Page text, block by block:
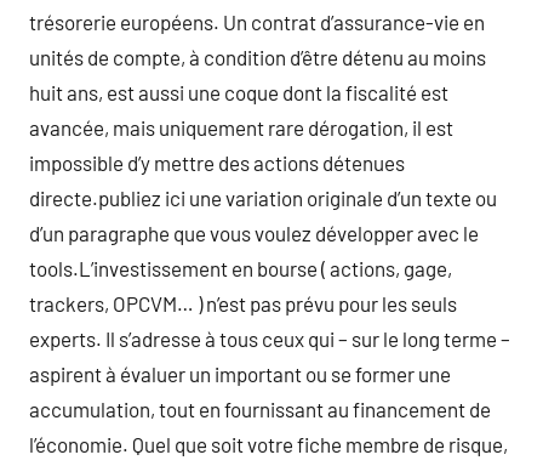
trésorerie européens. Un contrat d’assurance-vie en
unités de compte, à condition d’être détenu au moins
huit ans, est aussi une coque dont la fiscalité est
avancée, mais uniquement rare dérogation, il est
impossible d’y mettre des actions détenues
directe.publiez ici une variation originale d’un texte ou
d’un paragraphe que vous voulez développer avec le
tools.L’investissement en bourse ( actions, gage,
trackers, OPCVM… ) n’est pas prévu pour les seuls
experts. Il s’adresse à tous ceux qui – sur le long terme –
aspirent à évaluer un important ou se former une
accumulation, tout en fournissant au financement de
l’économie. Quel que soit votre fiche membre de risque,